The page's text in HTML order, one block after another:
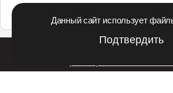
Данный сайт использует
Подтвердить
Билайн запустил в Кемеровской